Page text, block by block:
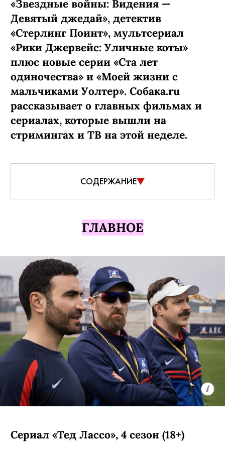
«Звездные войны: Видения —
Девятый джедай», детектив
«Стерлинг Поинт», мультсериал
«Рики Джервейс: Уличные коты»
плюс новые серии «Ста лет
одиночества» и «Моей жизни с
мальчиками Уолтер». Собака.ru
рассказывает о главных фильмах и
сериалах, которые вышли на
стримингах и ТВ на этой неделе.
СОДЕРЖАНИЕ
ГЛАВНОЕ
Сериал «Тед Лассо», 4 сезон (18+)